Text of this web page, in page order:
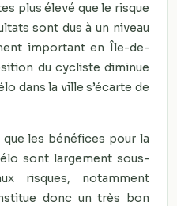
plus élevé que le risque
sont dus à un niveau
important en Île-de-
du cycliste diminue
dans la ville s’écarte de
les bénéfices pour la
sont largement sous-
risques, notamment
donc un très bon